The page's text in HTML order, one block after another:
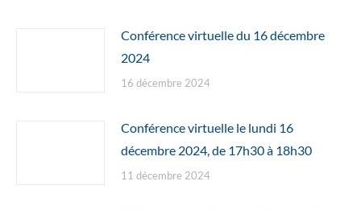
Conférence virtuelle du 16 décembre
2024
16 décembre 2024
Conférence virtuelle le lundi 16
décembre 2024, de 17h30 à 18h30
11 décembre 2024